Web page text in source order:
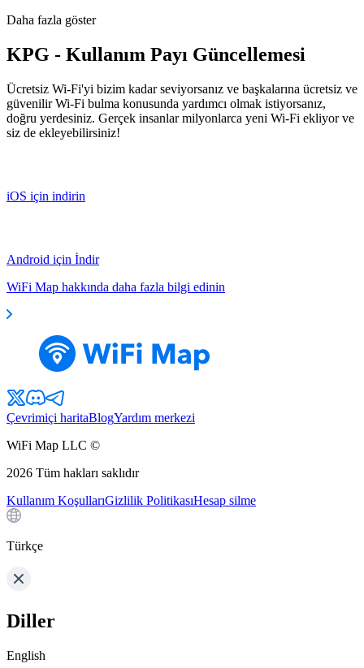
Daha fazla göster
KPG - Kullanım Payı Güncellemesi
Ücretsiz Wi-Fi'yi bizim kadar seviyorsanız ve başkalarına ücretsiz ve
güvenilir Wi-Fi bulma konusunda yardımcı olmak istiyorsanız,
doğru yerdesiniz. Gerçek insanlar milyonlarca yeni Wi-Fi ekliyor ve
siz de ekleyebilirsiniz!
iOS için indirin
Android için İndir
WiFi Map hakkında daha fazla bilgi edinin
Çevrimiçi haritaBlogYardım merkezi
WiFi Map LLC ©
2026 Tüm hakları saklıdır
Kullanım KoşullarıGizlilik PolitikasıHesap silme
Türkçe
Diller
English